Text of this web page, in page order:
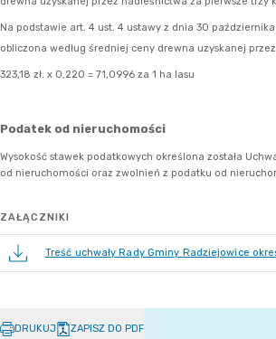
ZAŁĄCZNIKI
Treść uchwały Rady Gminy Radziejowice
DRUKUJ ZAPISZ DO PDF